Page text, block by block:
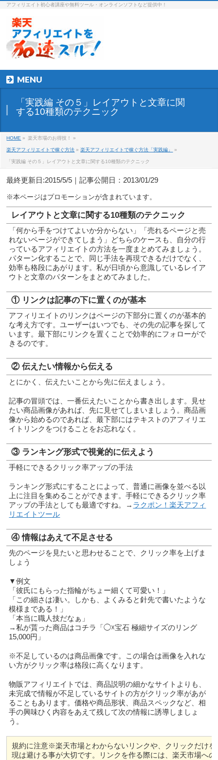
アフィリエイト初心者講座や無料ツール・オンラインソフトなど提供中！
MENU
「実践編 その５」レイアウトと文章に関
する10種類のテクニック
HOME » 楽天市場のお得技！ »
楽天アフィリエイトで稼ぐ方法 »楽天アフィリエイトで稼ぐ方法「実践編」 »
「実践編 その５」レイアウトと文章に関する10種類のテクニック
最終更新日:2015/5/5｜記事公開日：2013/01/29
レイアウトと文章に関する10種類のテクニック
「何から手をつけてよいか分からない」「売れるページと売
れないページができてしまう」どちらのケースも、自分の行
っているアフィリエイトの方法を一度まとめてみましょう。
パターン化することで、同じ手法を再現できるだけでなく、
効率も格段にあがります。私が日頃から意識しているレイア
ウトと文章のパターンをまとめてみました。
① リンクは記事の下に置くのが基本
アフィリエイトのリンクはページの下部分に置くのが基本的
な考え方です。ユーザーはいつでも、その先の記事を探して
います。最下部にリンクを置くことで効率的にフォローがで
きるのです。
② 伝えたい情報から伝える
とにかく、伝えたいことから先に伝えましょう。
記事の冒頭では、一番伝えたいことから書き出します。見せ
たい商品画像があれば、先に見せてしまいましょう。商品画
像から始めるのであれば、最下部にはテキストのアフィリエ
イトリンクをつけることをお忘れなく。
③ ランキング形式で視覚的に伝えよう
手軽にできるクリック率アップの手法
ランキング形式にすることによって、普通に画像を並べる以
上に注目を集めることができます。手軽にできるクリック率
アップの手法としても最適ですね。→ ラクポン！楽天アフィ
リエイトツール
④ 情報はあえて不足させる
先のページを見たいと思わせることで、クリック率を上げま
しょう
▼例文
「彼氏にもらった指輪がちょー細くて可愛い！」
「この細さは凄い。しかも、よくみると針先で書いたような
模様まである！」
「本当に職人技だなぁ」
→私が貰った商品はコチラ「◯☓宝石 極細サイズのリング
15,000円」
※不足しているのは商品画像です。この場合は画像を入れな
い方がクリック率は格段に高くなります。
物販アフィリエイトでは、商品説明の細かなサイトよりも、
未完成で情報が不足しているサイトの方がクリック率があが
ることもあります。価格や商品形状、商品スペックなど、相
手の興味ひく内容をあえて残して次の情報に誘導しましょ
う。
規約に注意※楽天市場とわからないリンクや、クリックだけ
現は避ける事が大切です。リンクを作る際には、楽天市場へ